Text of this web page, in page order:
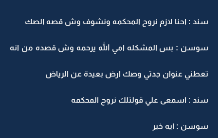
سند : احنا لازم نروح المحكمه ونشوف وش قصه الصك
سوسن : بس المشكله امي الله يرحمه وش قصده من انه
تعطني عنوان جدتي وصك ارض بعيدة عن الرياض
سند : اسمعى علي قولتلك نروح المحكمه
سوسن : ايه خير